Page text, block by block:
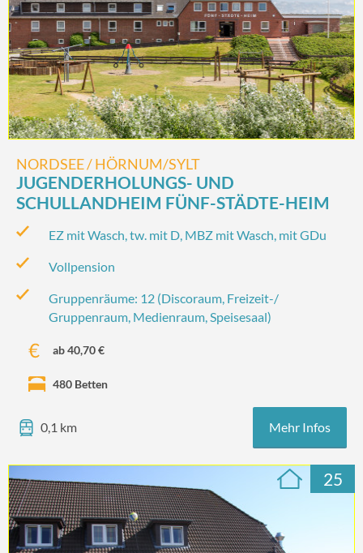
NORDSEE / HÖRNUM/SYLT
JUGENDERHOLUNGS- UND
SCHULLANDHEIM FÜNF-STÄDTE-HEIM
EZ mit Wasch, tw. mit D, MBZ mit Wasch, mit GDu
Vollpension
Gruppenräume: 12 (Discoraum, Freizeit-/‌
Gruppenraum, Medienraum, Speisesaal)
ab 40,70 €
480 Betten
0,1 km Mehr Infos
25